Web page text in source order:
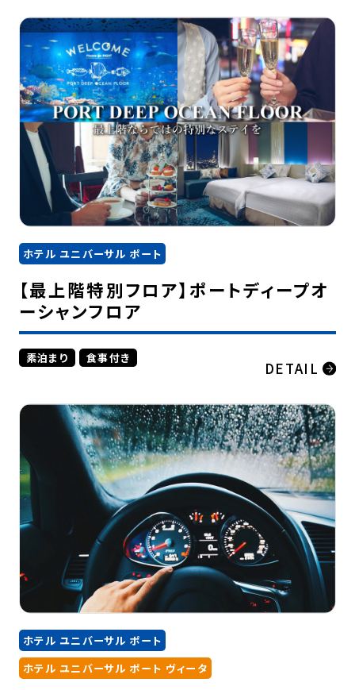
ホテル ユニバーサル ポート
【最上階特別フロア】ポートディープオ
ーシャンフロア
素泊まり 食事付き
DETAIL
ホテル ユニバーサル ポート
ホテル ユニバーサル ポート ヴィータ